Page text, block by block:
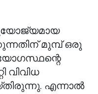
മുമ്പ് ഒരു
വിവിധ
എന്നാൽ